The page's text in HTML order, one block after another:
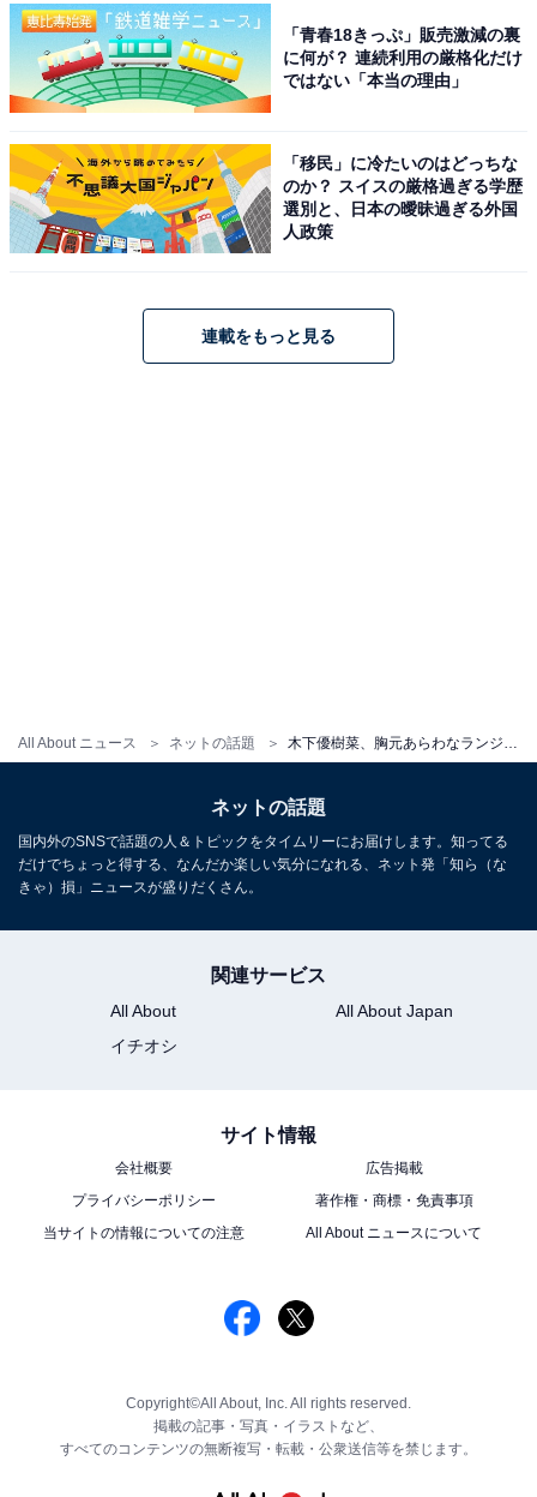
All About ニュース ネットの話題
「青春18きっぷ」販売激減の裏
に何が？ 連続利用の厳格化だけ
ではない「本当の理由」
「移民」に冷たいのはどっちな
のか？ スイスの厳格過ぎる学歴
選別と、日本の曖昧過ぎる外国
人政策
連載をもっと見る
ネットの話題
国内外のSNSで話題の人＆トピックをタイムリーにお届けします。知ってる
だけでちょっと得する、なんだか楽しい気分になれる、ネット発「知ら（な
きゃ）損」ニュースが盛りだくさん。
関連サービス
All About
All About Japan
イチオシ
サイト情報
会社概要
広告掲載
プライバシーポリシー
著作権・商標・免責事項
当サイトの情報についての注意
All About ニュースについて
Copyright©All About, Inc. All rights reserved.
掲載の記事・写真・イラストなど、
すべてのコンテンツの無断複写・転載・公衆送信等を禁じます。